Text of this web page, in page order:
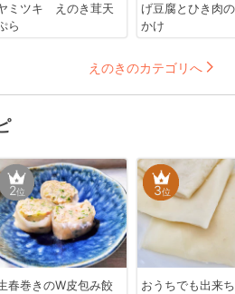
ミツキ えのき茸天
ら
げ豆腐とひき肉
かけ
えのきのカテゴリへ
2位
春巻きのW皮包み餃
3位
おうちでも出来